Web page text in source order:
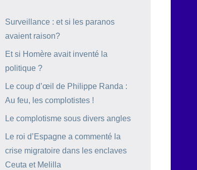
Surveillance : et si les paranos
avaient raison?
Et si Homère avait inventé la
politique ?
Le coup d’œil de Philippe Randa :
Au feu, les complotistes !
Le complotisme sous divers angles
Le roi d’Espagne a commenté la
crise migratoire dans les enclaves
Ceuta et Melilla